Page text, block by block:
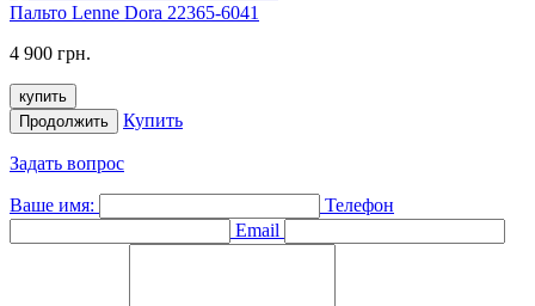
Пальто Lenne Dora 22365-6041
4 900 грн.
купить
Продолжить
Купить
Задать вопрос
Ваше имя:
Телефон
Email